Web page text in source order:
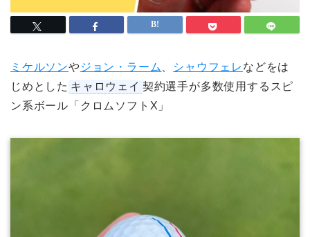
ミケルソンやジョン・ラーム シャウフェレ などをは
じめとした キャロウェイ 契約選手が多数使用するスピ
ン系ボール「クロムソフトX」